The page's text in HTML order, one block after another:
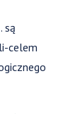
są
celem